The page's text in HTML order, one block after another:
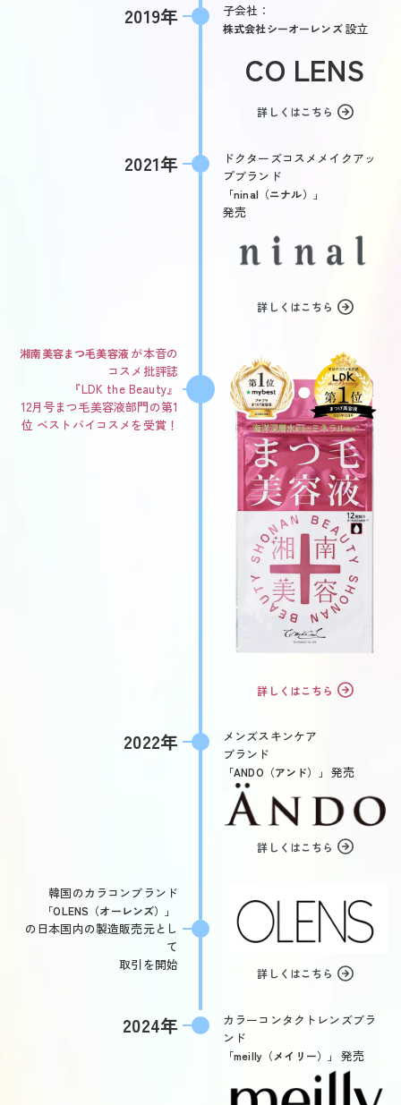
2019年 子会社：
株式会社シーオーレンズ設立
CO LENS
詳しくはこちら
2021年
ドクターズコスメメイクアッ
プブランド
「ninal（ニナル）」
発売
詳しくはこちら
湘南美容まつ毛美容液が本音の
コスメ批評誌
『LDK the Beauty』
12月号まつ毛美容液部門の第1
位 ベストバイコスメを受賞！
詳しくはこちら
2022年
メンズスキンケア
ブランド
「ANDO（アンド）」 発売
詳しくはこちら
韓国のカラコンブランド
「OLENS（オーレンズ）」
の日本国内の製造販売元とし
て
取引を開始
詳しくはこちら
2024年
カラーコンタクトレンズブラ
ンド
「meilly（メイリー）」 発売